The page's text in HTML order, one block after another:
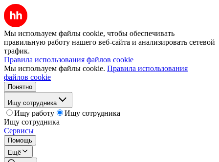
Мы используем файлы cookie, чтобы обеспечивать
правильную работу нашего веб-сайта и анализировать сетевой
трафик.
Правила использования файлов cookie
Мы используем файлы cookie. Правила использования
файлов cookie
Понятно
Ищу сотрудника
Ищу работу
Ищу сотрудника
Ищу сотрудника
Сервисы
Помощь
Ещё